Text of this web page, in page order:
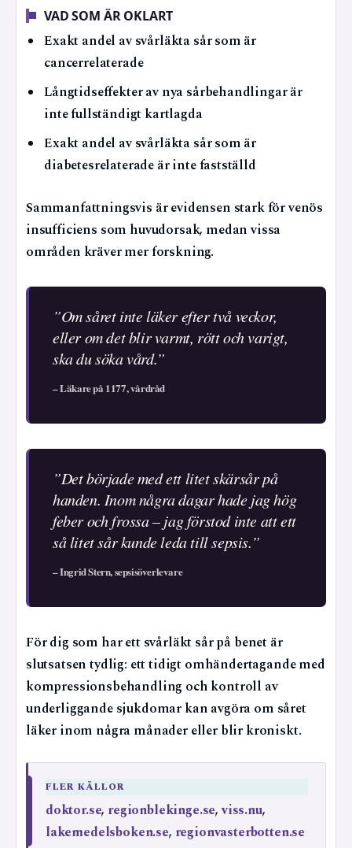
VAD SOM ÄR OKLART
Exakt andel av svårläkta sår som är
cancerrelaterade
Långtidseffekter av nya sårbehandlingar är
inte fullständigt kartlagda
Exakt andel av svårläkta sår som är
diabetesrelaterade är inte fastställd
Sammanfattningsvis är evidensen stark för venös
insufficiens som huvudorsak, medan vissa
områden kräver mer forskning.
”Om såret inte läker efter två veckor,
eller om det blir varmt, rött och varigt,
ska du söka vård.”
– Läkare på 1177, vårdråd
”Det började med ett litet skärsår på
handen. Inom några dagar hade jag hög
feber och frossa – jag förstod inte att ett
så litet sår kunde leda till sepsis.”
– Ingrid Stern, sepsisöverlevare
För dig som har ett svårläkt sår på benet är
slutsatsen tydlig: ett tidigt omhändertagande med
kompressionsbehandling och kontroll av
underliggande sjukdomar kan avgöra om såret
läker inom några månader eller blir kroniskt.
FLER KÄLLOR
doktor.se, regionblekinge.se,viss.nu,
lakemedelsboken.se, regionvasterbotten.se